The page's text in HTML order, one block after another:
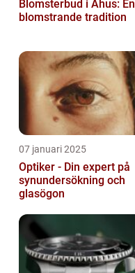
Blomsterbud i Åhus: En
blomstrande tradition
07 januari 2025
Optiker - Din expert på
synundersökning och
glasögon